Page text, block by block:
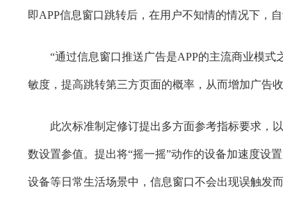
即APP信息窗口跳转后，在用户不知情的情况下，
“通过信息窗口推送广告是APP的主流商业模式
敏度，提高跳转第三方页面的概率，从而增加广告
此次标准制定修订提出多方面参考指标要求，以
数设置参值。提出将“摇一摇”动作的设备加速度设
设备等日常生活场景中，信息窗口不会出现误触发